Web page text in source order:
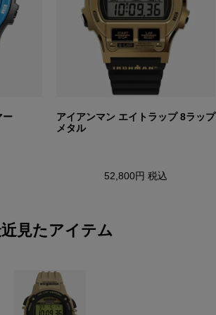
ー
アイアンマン エイトラップ 8ラップ
メタル
52,800円 税込
見たアイテム